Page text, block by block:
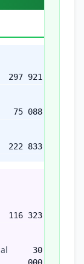
297 921
75 088
222 833
116 323
30